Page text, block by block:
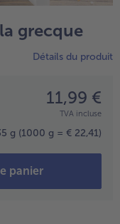
grecque
Détails du produit
11,99 €
TVA incluse
g (1000 g = € 22,41)
panier